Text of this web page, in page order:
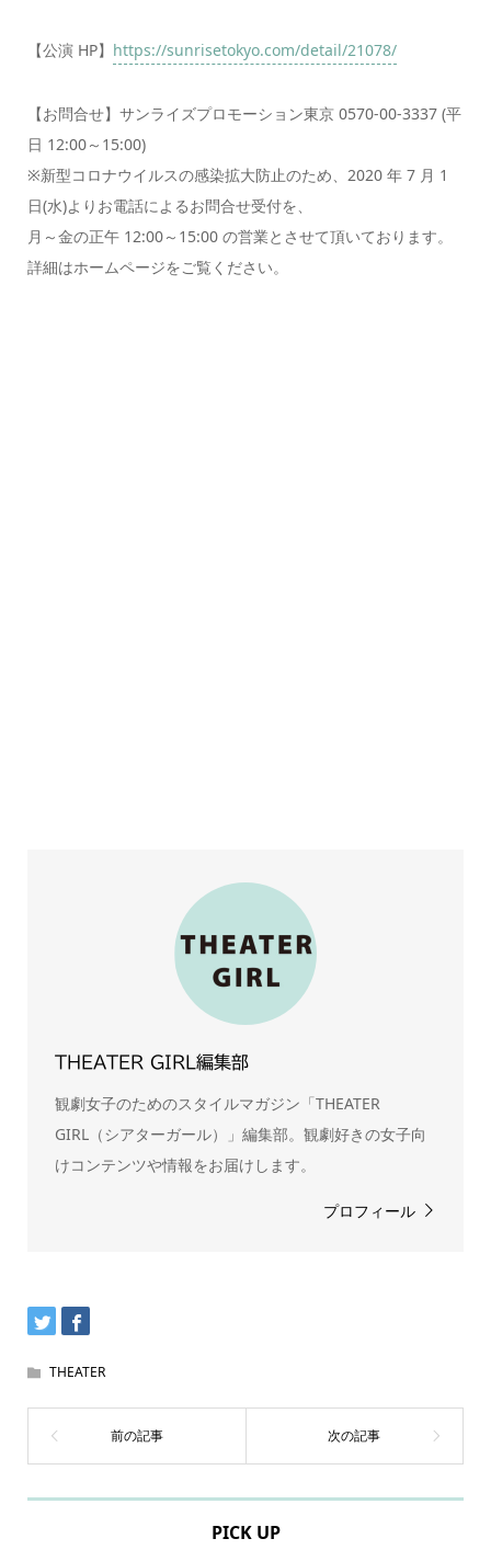
【公演 HP】 https://sunrisetokyo.com/detail/21078/
【お問合せ】サンライズプロモーション東京 0570-00-3337 (平
日 12:00～15:00)
※新型コロナウイルスの感染拡大防止のため、2020 年 7 月 1
日(水)よりお電話によるお問合せ受付を、
月～金の正午 12:00～15:00 の営業とさせて頂いております。
詳細はホームページをご覧ください。
THEATER GIRL編集部
観劇女子のためのスタイルマガジン「THEATER
GIRL（シアターガール）」編集部。観劇好きの女子向
けコンテンツや情報をお届けします。
プロフィール
THEATER
PICK UP